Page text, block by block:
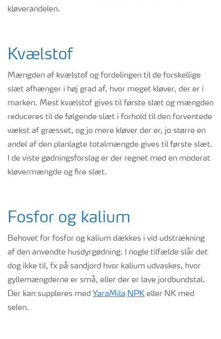
kløverandelen.
Kvælstof
Mængden af kvælstof og fordelingen til de forskellige
slæt afhænger i høj grad af, hvor meget kløver, der er i
marken. Mest kvælstof gives til første slæt og mængden
reduceres til de følgende slæt i forhold til den forventede
vækst af græsset, og jo mere kløver der er, jo større en
andel af den planlagte totalmængde gives til første slæt.
de viste gødningsforslag er der regnet med en moderat
kløvermængde og fire slæt.
Fosfor og kalium
Behovet for fosfor og kalium dækkes i vid udstrækning
af den anvendte husdyrgødning. I nogle tilfælde slår det
dog ikke til, fx på sandjord hvor kalium udvaskes, hvor
gyllemængderne er små, eller der er lave jordbundstal.
Der kan suppleres med YaraMila NPK eller NK med
selen.